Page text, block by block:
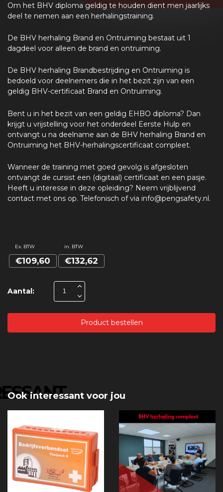
Om het BHV diploma geldig te houden dient men jaarlijks
deel te nemen aan een herhalingstraining.
De BHV herhaling Brand en Ontruiming bestaat uit 1
dagdeel voor alleen de brand en ontruiming.
De BHV herhaling Brandbestrijding en Ontruiming is
bedoeld voor deelnemers die in het bezit zijn van een
geldig BHV-certificaat Brand en Ontruiming.
Bent u in het bezit van een geldig EHBO diploma? Dan
krijgt u vrijstelling voor het onderdeel Eerste Hulp en
ontvangt u na deelname aan de BHV herhaling Brand en
Ontruiming het BHV-herhalingscertificaat compleet.
Wanneer de training met goed gevolg is afgesloten
ontvangt de cursist een (digitaal) certificaat en een pasje.
Heeft u interesse in deze opleiding? Neem vrijblijvend
contact met ons op. Telefonisch of via info@pengsafety.nl.
Aantal:
Ex. BTW in. BTW
€109,60 €132,62
Product bestellen
Ook interessant voor jou